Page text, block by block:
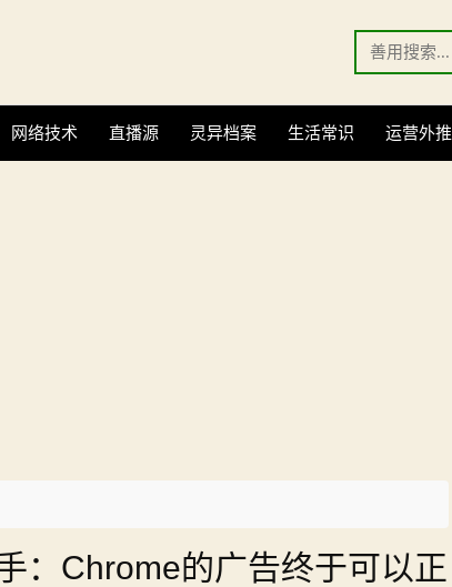
Search
for:
网络技术 直播源 灵异档案 生活常识 运营外推
：Chrome的广告终于可以正